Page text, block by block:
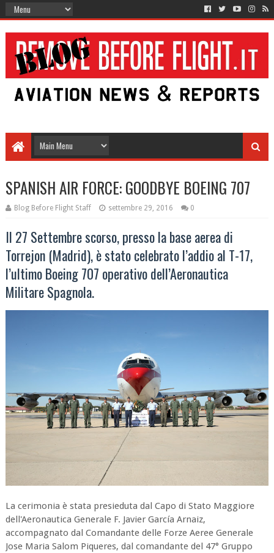
SPANISH AIR FORCE: GOODBYE BOEING 707
Blog Before Flight Staff settembre 29, 2016 0
Il 27 Settembre scorso, presso la base aerea di
Torrejon (Madrid), è stato celebrato l’addio al T-17,
l’ultimo Boeing 707 operativo dell’Aeronautica
Militare Spagnola.
La cerimonia è stata presieduta dal Capo di Stato Maggiore
dell'Aeronautica Generale F. Javier García Arnaiz,
accompagnato dal Comandante delle Forze Aeree Generale
Jose Maria Salom Piqueres, dal comandante del 47° Gruppo